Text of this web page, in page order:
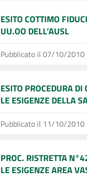
ESITO COTTIMO
UU.OO DELL’AUSL
Pubblicato il 07/10/2010
ESITO PROCEDURA
LE ESIGENZE DELLA
Pubblicato il 11/10/2010
PROC. RISTRETTA
LE ESIGENZE AREA